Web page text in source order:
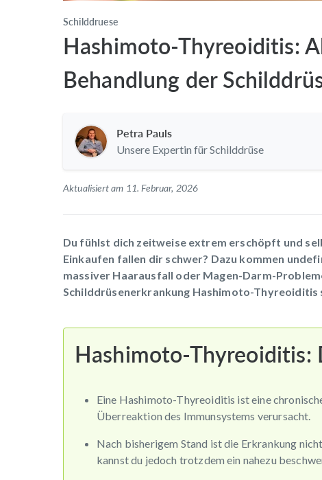
Schilddruese
Hashimoto-Thyreoiditis:
Behandlung der
Petra Pauls
Unsere Expertin für Schilddrüse
Aktualisiert am 11. Februar, 2026
Du fühlst dich zeitweise extrem erschöpft und
Einkaufen fallen dir schwer? Dazu kommen
massiver Haarausfall oder Magen-Darm-
Schilddrüsenerkrankung Hashimoto-Thyreoiditis
Hashimoto-Thyreoiditis:
Eine Hashimoto-Thyreoiditis ist eine
Überreaktion des Immunsystems verursacht.
Nach bisherigem Stand ist die Erkrankung
kannst du jedoch trotzdem ein nahezu